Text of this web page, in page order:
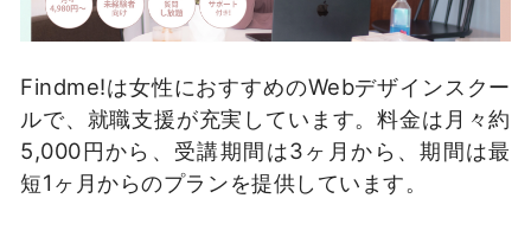
Findme!は女性におすすめのWebデザインスクー
ルで、就職支援が充実しています。料金は月々約
5,000円から、受講期間は3ヶ月から、期間は最
短1ヶ月からのプランを提供しています。